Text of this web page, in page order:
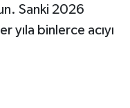
Sanki 2026
yıla binlerce acıyı